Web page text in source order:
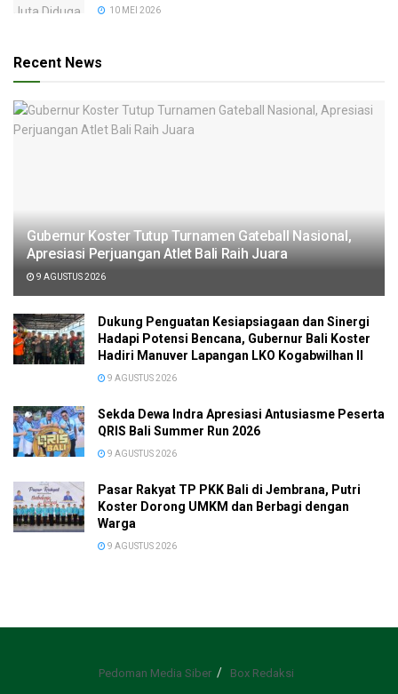
10 MEI 2026
Recent News
Gubernur Koster Tutup Turnamen Gateball Nasional,
Apresiasi Perjuangan Atlet Bali Raih Juara
9 AGUSTUS 2026
Dukung Penguatan Kesiapsiagaan dan Sinergi
Hadapi Potensi Bencana, Gubernur Bali Koster
Hadiri Manuver Lapangan LKO Kogabwilhan II
9 AGUSTUS 2026
Sekda Dewa Indra Apresiasi Antusiasme Peserta
QRIS Bali Summer Run 2026
9 AGUSTUS 2026
Pasar Rakyat TP PKK Bali di Jembrana, Putri
Koster Dorong UMKM dan Berbagi dengan
Warga
9 AGUSTUS 2026
Pedoman Media Siber Box Redaksi